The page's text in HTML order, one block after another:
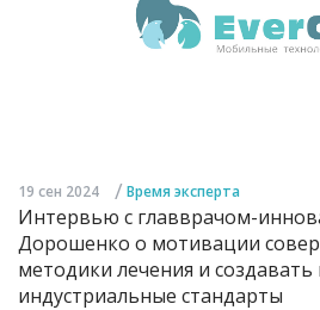
19 сен 2024 / Время эксперта
Интервью с главврачом-
Дорошенко о мотивации
методики лечения и
индустриальные стандарты